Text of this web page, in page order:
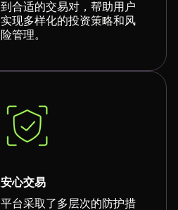
到合适的交易对，帮助用户
实现多样化的投资策略和风
险管理。
安心交易
平台采取了多层次的防护措